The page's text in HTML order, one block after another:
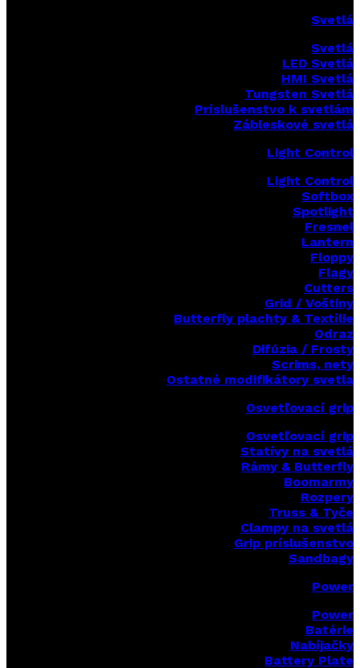
Svetlá
Svetlá
LED Svetlá
HMI Svetlá
Tungsten Svetlá
Príslušenstvo k svetlám
Zábleskové svetlá
Light Control
Light Control
Softbox
Spotlight
Fresnel
Lantern
Floppy
Flagy
Cutters
Grid / Voštiny
Butterfly plachty & Textílie
Odraz
Difúzia / Frosty
Scrims, nety
Ostatné modifikátory svetla
Osvetľovací grip
Osvetľovací grip
Statívy na svetlá
Rámy & Butterfly
Boomarmy
Rozpery
Truss & Tyče
Clampy na svetlá
Grip príslušenstvo
Sandbagy
Power
Power
Batérie
Nabíjačky
Battery Plate